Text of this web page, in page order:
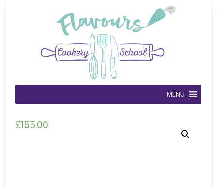
MENU
£155.00